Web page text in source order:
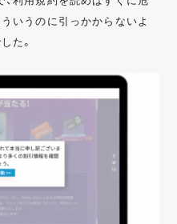
いうのに引っかからないよ
た。